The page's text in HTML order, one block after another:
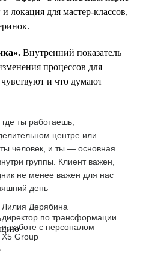
локация для мастер-классов,
Внутренний показатель
процессов для
и что думают
ты работаешь,
центре или
человек, и ты — основная
группы. Клиент важен,
не менее важен для нас
день
Лилия Дерябина
директор по трансформации
и работе с персоналом
Х5 Group